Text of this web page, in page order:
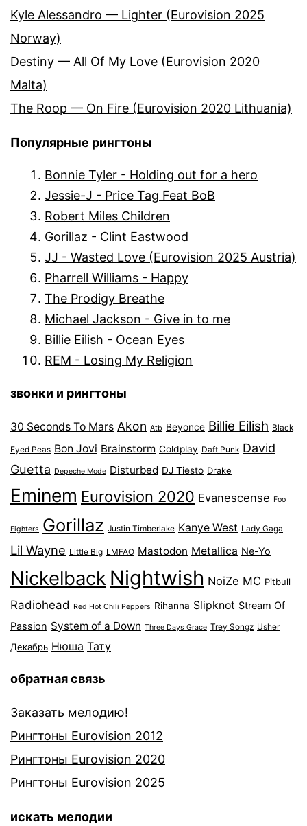
Kyle Alessandro — Lighter (Eurovision 2025
Norway)
Destiny — All Of My Love (Eurovision 2020
Malta)
The Roop — On Fire (Eurovision 2020 Lithuania)
Популярные рингтоны
Bonnie Tyler - Holding out for a hero
Jessie-J - Price Tag Feat BoB
Robert Miles Children
Gorillaz - Clint Eastwood
JJ - Wasted Love (Eurovision 2025 Austria)
Pharrell Williams - Happy
The Prodigy Breathe
Michael Jackson - Give in to me
Billie Eilish - Ocean Eyes
REM - Losing My Religion
звонки и рингтоны
30 Seconds To Mars Akon Atb Beyonce Billie Eilish Black
Eyed Peas Bon Jovi Brainstorm Coldplay Daft Punk David
Guetta Depeche Mode Disturbed DJ Tiesto Drake
Eminem Eurovision 2020 Evanescense Foo
Fighters Gorillaz Justin Timberlake Kanye West Lady Gaga
Lil Wayne Little Big LMFAO Mastodon Metallica Ne-Yo
Nickelback Nightwish NoiZe MC Pitbull
Radiohead Red Hot Chili Peppers Rihanna Slipknot Stream Of
Passion System of a Down Three Days Grace Trey Songz Usher
Декабрь Нюша Тату
обратная связь
Заказать мелодию!
Рингтоны Eurovision 2012
Рингтоны Eurovision 2020
Рингтоны Eurovision 2025
искать мелодии